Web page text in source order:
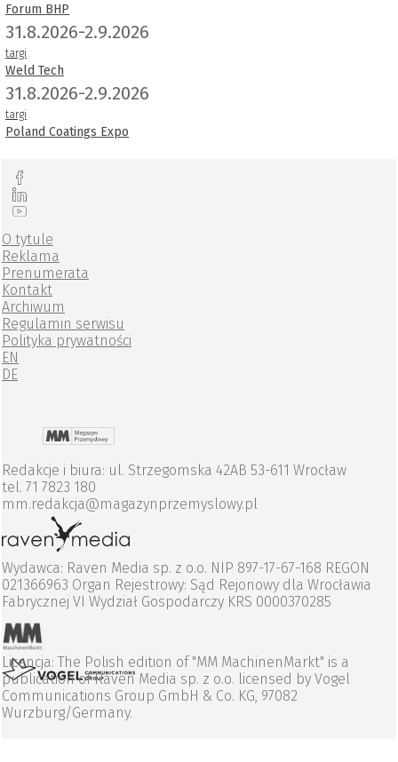
Forum BHP
31.8.2026-2.9.2026
targi
Weld Tech
31.8.2026-2.9.2026
targi
Poland Coatings Expo
O tytule
Reklama
Prenumerata
Kontakt
Archiwum
Regulamin serwisu
Polityka prywatności
EN
DE
Redakcje i biura: ul. Strzegomska 42AB 53-611 Wrocław
tel. 71 7823 180
mm.redakcja@magazynprzemyslowy.pl
Wydawca: Raven Media sp. z o.o. NIP 897-17-67-168 REGON
021366963 Organ Rejestrowy: Sąd Rejonowy dla Wrocławia
Fabrycznej VI Wydział Gospodarczy KRS 0000370285
Licencja: The Polish edition of "MM MachinenMarkt" is a
publication of Raven Media sp. z o.o. licensed by Vogel
Communications Group GmbH & Co. KG, 97082
Wurzburg/Germany.